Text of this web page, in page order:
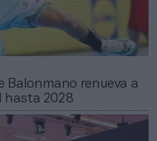
Balonmano renueva a
hasta 2028